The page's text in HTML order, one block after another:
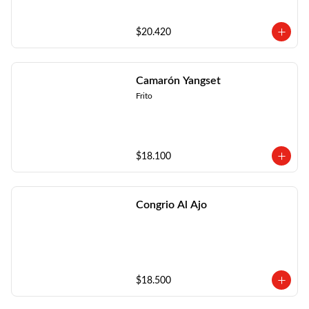
$20.420
Camarón Yangset
Frito
$18.100
Congrio Al Ajo
$18.500